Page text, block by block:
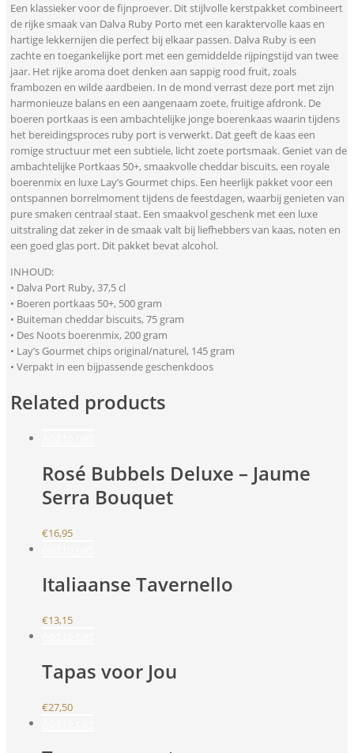
Een klassieker voor de fijnproever. Dit stijlvolle kerstpakket combineert
de rijke smaak van Dalva Ruby Porto met een karaktervolle kaas en
hartige lekkernijen die perfect bij elkaar passen. Dalva Ruby is een
zachte en toegankelijke port met een gemiddelde rijpingstijd van twee
jaar. Het rijke aroma doet denken aan sappig rood fruit, zoals
frambozen en wilde aardbeien. In de mond verrast deze port met zijn
harmonieuze balans en een aangenaam zoete, fruitige afdronk. De
boeren portkaas is een ambachtelijke jonge boerenkaas waarin tijdens
het bereidingsproces ruby port is verwerkt. Dat geeft de kaas een
romige structuur met een subtiele, licht zoete portsmaak. Geniet van de
ambachtelijke Portkaas 50+, smaakvolle cheddar biscuits, een royale
boerenmix en luxe Lay’s Gourmet chips. Een heerlijk pakket voor een
ontspannen borrelmoment tijdens de feestdagen, waarbij genieten van
pure smaken centraal staat. Een smaakvol geschenk met een luxe
uitstraling dat zeker in de smaak valt bij liefhebbers van kaas, noten en
een goed glas port. Dit pakket bevat alcohol.
INHOUD:
• Dalva Port Ruby, 37,5 cl
• Boeren portkaas 50+, 500 gram
• Buiteman cheddar biscuits, 75 gram
• Des Noots boerenmix, 200 gram
• Lay’s Gourmet chips original/naturel, 145 gram
• Verpakt in een bijpassende geschenkdoos
Related products
Rosé Bubbels Deluxe – Jaume
Serra Bouquet
€16,95
Italiaanse Tavernello
€13,15
Tapas voor Jou
€27,50